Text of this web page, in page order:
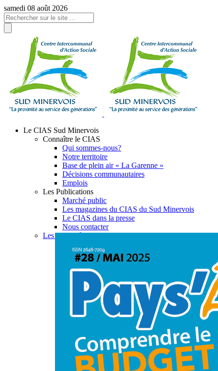
Panneau de gestion des cookies
samedi 08 août 2026
Le CIAS Sud Minervois
Connaître le CIAS
Qui sommes-nous?
Notre territoire
Base de plein air « La Garenne »
Décisions communautaires
Emplois
Les Publications
Marché public
Les magazines du CIAS du Sud Minervois
Le CIAS dans la presse
Nous contacter
Les actualités du CIAS